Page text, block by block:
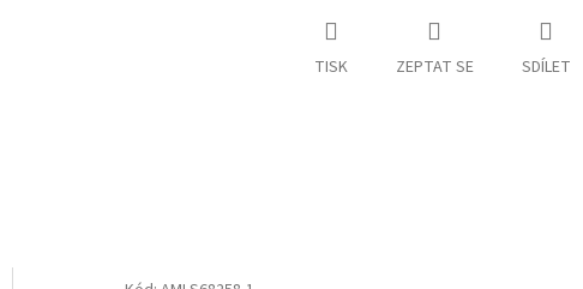
TISK ZEPTAT SE SDÍLET